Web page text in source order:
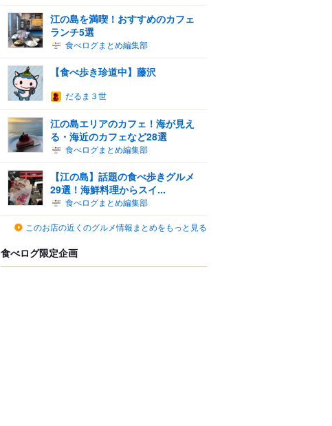
江の島を満喫！おすすめのカフェ
ランチ5選
食べログまとめ編集部
【食べ歩き珍道中】藤沢
だるま３世
江の島エリアのカフェ！海が見え
る・海近のカフェなど28選
食べログまとめ編集部
【江の島】話題の食べ歩きグルメ
29選！海鮮料理からスイ...
食べログまとめ編集部
このお店の近くのグルメ情報まとめをもっと見る
食べログ限定企画